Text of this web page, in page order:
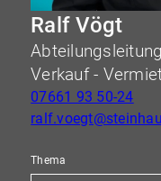
Ralf Vögt
Verkauf -
07661 93 50-24
Thema